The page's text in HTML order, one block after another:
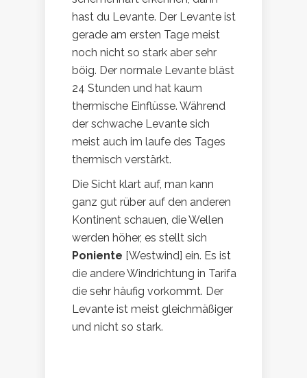
hast du Levante. Der Levante ist
gerade am ersten Tage meist
noch nicht so stark aber sehr
böig. Der normale Levante bläst
24 Stunden und hat kaum
thermische Einflüsse. Während
der schwache Levante sich
meist auch im laufe des Tages
thermisch verstärkt.
Die Sicht klart auf, man kann
ganz gut rüber auf den anderen
Kontinent schauen, die Wellen
werden höher, es stellt sich
Poniente [Westwind] ein. Es ist
die andere Windrichtung in Tarifa
die sehr häufig vorkommt. Der
Levante ist meist gleichmäßiger
und nicht so stark.